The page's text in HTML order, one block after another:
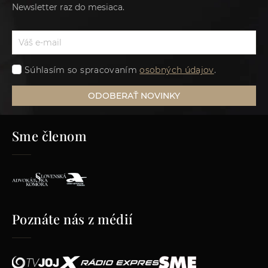
Newsletter raz do mesiaca.
Súhlasím so spracovanímosobných údajov.
ODOBERAŤ NOVINKY
Sme členom
Poznáte nás z médií